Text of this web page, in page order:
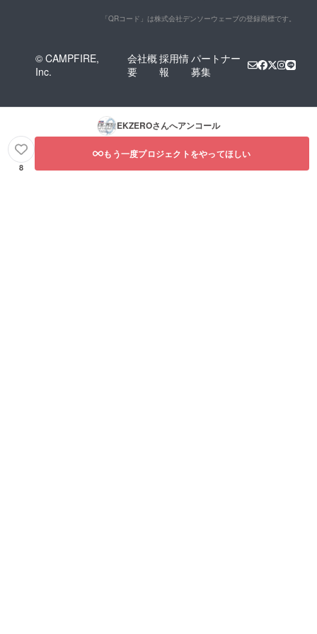
「QRコード」は株式会社デンソーウェーブの登録商標です。
© CAMPFIRE,
Inc.
会社概
要
採用情
報
パートナー
募集
EKZEROさんへアンコール
8
もう一度プロジェクトをやってほしい